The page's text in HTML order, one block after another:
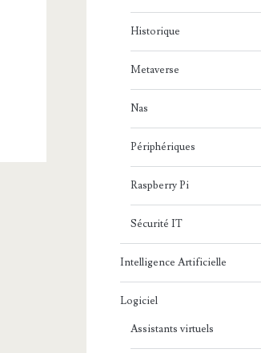
Historique
Metaverse
Nas
Périphériques
Raspberry Pi
Sécurité IT
Intelligence Artificielle
Logiciel
Assistants virtuels